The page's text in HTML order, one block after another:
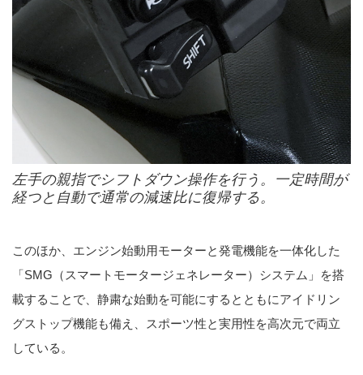
左手の親指でシフトダウン操作を行う。一定時間が
経つと自動で通常の減速比に復帰する。
このほか、エンジン始動用モーターと発電機能を一体化した
「SMG（スマートモータージェネレーター）システム」を搭
載することで、静粛な始動を可能にするとともにアイドリン
グストップ機能も備え、スポーツ性と実用性を高次元で両立
している。